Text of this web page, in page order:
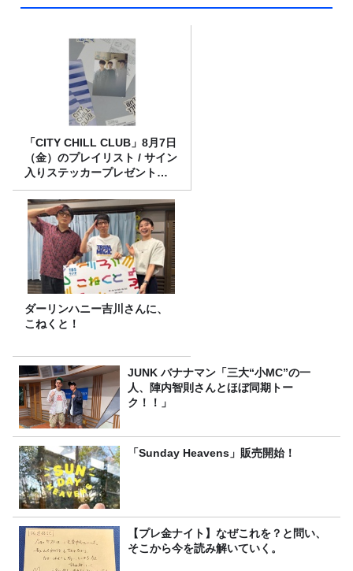
「CITY CHILL CLUB」8月7日
（金）のプレイリスト / サイン
入りステッカープレゼント有
り
ダーリンハニー吉川さんに、
こねくと！
JUNK バナナマン「三大“小MC”の一
人、陣内智則さんとほぼ同期トー
ク！！」
「Sunday Heavens」販売開始！
【プレ金ナイト】なぜこれを？と問い、
そこから今を読み解いていく。